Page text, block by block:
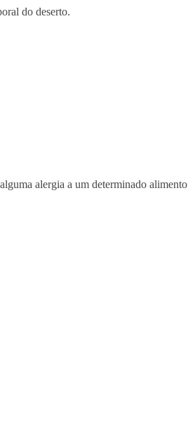
do deserto.
alergia a um determinado